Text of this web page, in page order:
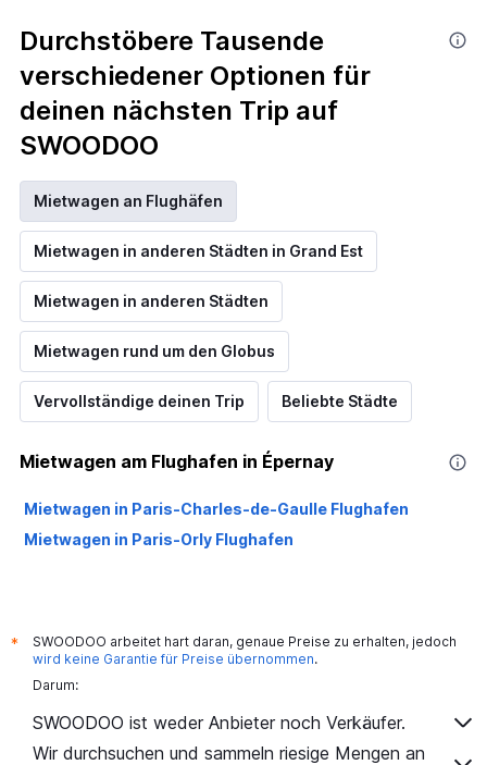
Durchstöbere Tausende
verschiedener Optionen für
deinen nächsten Trip auf
SWOODOO
Mietwagen an Flughäfen
Mietwagen in anderen Städten in Grand Est
Mietwagen in anderen Städten
Mietwagen rund um den Globus
Vervollständige deinen Trip Beliebte Städte
Mietwagen am Flughafen in Épernay
Mietwagen in Paris-Charles-de-Gaulle Flughafen
Mietwagen in Paris-Orly Flughafen
*
SWOODOO arbeitet hart daran, genaue Preise zu erhalten, jedoch
wird keine Garantie für Preise übernommen.
Darum:
SWOODOO ist weder Anbieter noch Verkäufer.
Wir durchsuchen und sammeln riesige Mengen an